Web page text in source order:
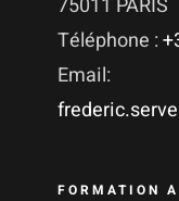
Téléphone :
Email:
FORMATION